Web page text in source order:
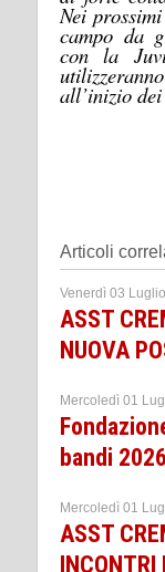
Nei
campo da
conla
all’inizio
Articoli
Venerdì 03
ASST
NUOVA
Mercoledì 01
bandi
Mercoledì 01
ASST
INCONTRI